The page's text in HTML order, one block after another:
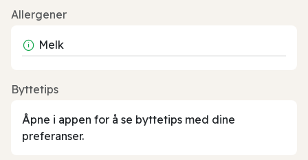
Allergener
Melk
Byttetips
Åpne i appen for å se byttetips med dine
preferanser.